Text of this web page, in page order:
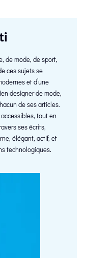
de mode, de sport,
ces sujets se
et d’une
designer de mode,
de ses articles.
tout en
ses écrits,
élégant, actif, et
technologiques.